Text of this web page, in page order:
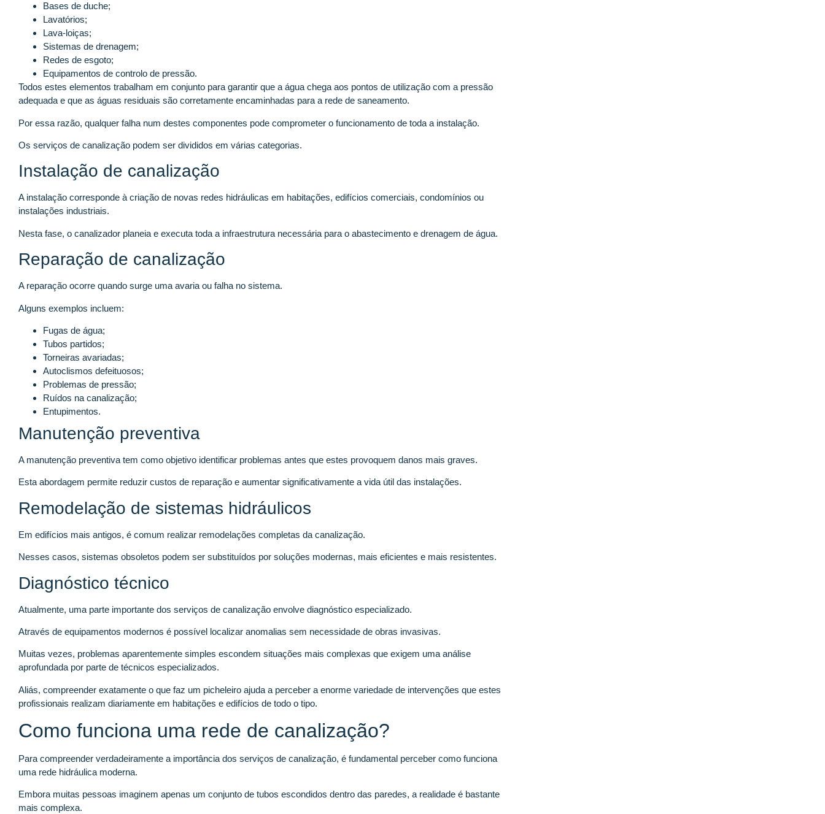
Bases de duche;
Lavatórios;
Lava-loiças;
Sistemas de drenagem;
Redes de esgoto;
Equipamentos de controlo de pressão.
Todos estes elementos trabalham em conjunto para garantir que a água chega aos pontos de utilização com a pressão
adequada e que as águas residuais são corretamente encaminhadas para a rede de saneamento.
Por essa razão, qualquer falha num destes componentes pode comprometer o funcionamento de toda a instalação.
Os serviços de canalização podem ser divididos em várias categorias.
Instalação de canalização
A instalação corresponde à criação de novas redes hidráulicas em habitações, edifícios comerciais, condomínios ou
instalações industriais.
Nesta fase, o canalizador planeia e executa toda a infraestrutura necessária para o abastecimento e drenagem de água.
Reparação de canalização
A reparação ocorre quando surge uma avaria ou falha no sistema.
Alguns exemplos incluem:
Fugas de água;
Tubos partidos;
Torneiras avariadas;
Autoclismos defeituosos;
Problemas de pressão;
Ruídos na canalização;
Entupimentos.
Manutenção preventiva
A manutenção preventiva tem como objetivo identificar problemas antes que estes provoquem danos mais graves.
Esta abordagem permite reduzir custos de reparação e aumentar significativamente a vida útil das instalações.
Remodelação de sistemas hidráulicos
Em edifícios mais antigos, é comum realizar remodelações completas da canalização.
Nesses casos, sistemas obsoletos podem ser substituídos por soluções modernas, mais eficientes e mais resistentes.
Diagnóstico técnico
Atualmente, uma parte importante dos serviços de canalização envolve diagnóstico especializado.
Através de equipamentos modernos é possível localizar anomalias sem necessidade de obras invasivas.
Muitas vezes, problemas aparentemente simples escondem situações mais complexas que exigem uma análise
aprofundada por parte de técnicos especializados.
Aliás, compreender exatamente o que faz um picheleiro ajuda a perceber a enorme variedade de intervenções que estes
profissionais realizam diariamente em habitações e edifícios de todo o tipo.
Como funciona uma rede de canalização?
Para compreender verdadeiramente a importância dos serviços de canalização, é fundamental perceber como funciona
uma rede hidráulica moderna.
Embora muitas pessoas imaginem apenas um conjunto de tubos escondidos dentro das paredes, a realidade é bastante
mais complexa.